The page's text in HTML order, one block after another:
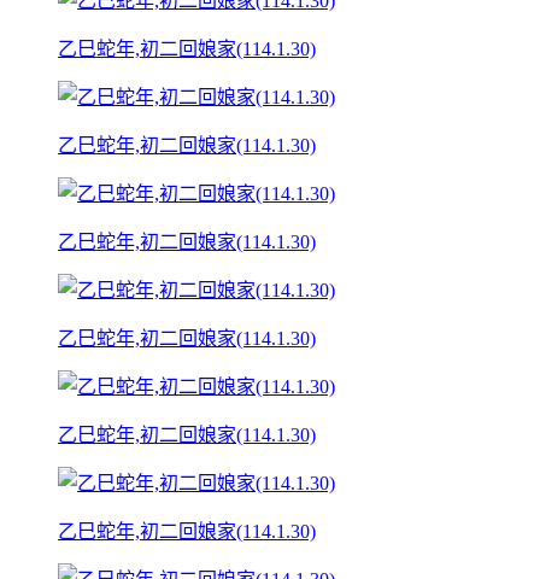
乙巳蛇年,初二回娘家(114.1.30)
乙巳蛇年,初二回娘家(114.1.30)
乙巳蛇年,初二回娘家(114.1.30)
乙巳蛇年,初二回娘家(114.1.30)
乙巳蛇年,初二回娘家(114.1.30)
乙巳蛇年,初二回娘家(114.1.30)